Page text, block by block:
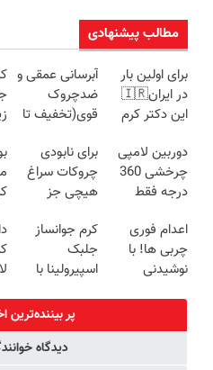
مطالب پیشنهادی
برای اولین بار
در ایران🇮🇷
این دکتر کرم
روزه ساخت!
آبرسانی عمقی و
ضدچروک
قوی(تخفیف تا
دوربین لامپی
چرخشی 360
درجه فقط
🔥 پرداخت
درب منزل
برای نابودی
چروکات سراغ
هیچی جز
نرو(تخفیف40%)
اعدام فوری
چربی ها! با
نوشیدنی
کرم جوانساز
جلبک
اسپیرولینا با
پر بیننده‌ترین
دیدگاه